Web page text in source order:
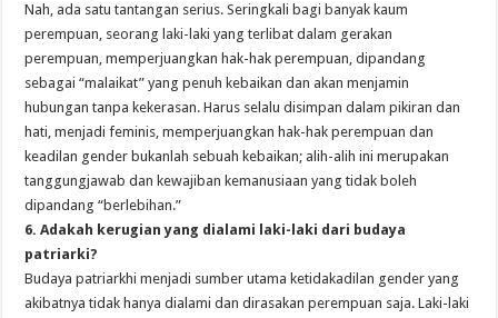
Nah, ada satu tantangan serius. Seringkali bagi banyak kaum
perempuan, seorang laki-laki yang terlibat dalam gerakan
perempuan, memperjuangkan hak-hak perempuan, dipandang
sebagai “malaikat” yang penuh kebaikan dan akan menjamin
hubungan tanpa kekerasan. Harus selalu disimpan dalam pikiran dan
hati, menjadi feminis, memperjuangkan hak-hak perempuan dan
keadilan gender bukanlah sebuah kebaikan; alih-alih ini merupakan
tanggungjawab dan kewajiban kemanusiaan yang tidak boleh
dipandang “berlebihan.”
6. Adakah kerugian yang dialami laki-laki dari budaya
patriarki?
Budaya patriarkhi menjadi sumber utama ketidakadilan gender yang
akibatnya tidak hanya dialami dan dirasakan perempuan saja. Laki-laki